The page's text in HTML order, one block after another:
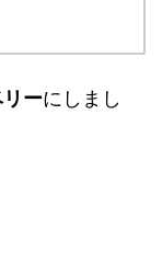
ーにしまし